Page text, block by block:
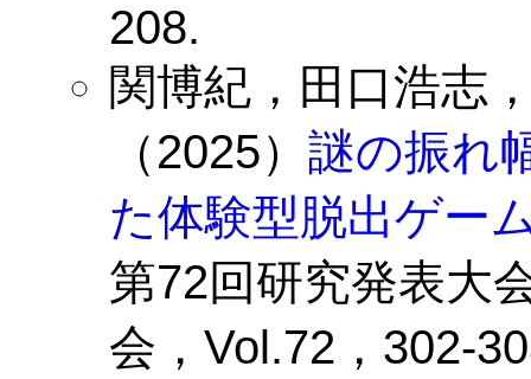
208.
関博紀，田口浩志
（2025） 謎の振れ
た体験型脱出ゲー
第72回研究発表大
会，Vol.72，302-